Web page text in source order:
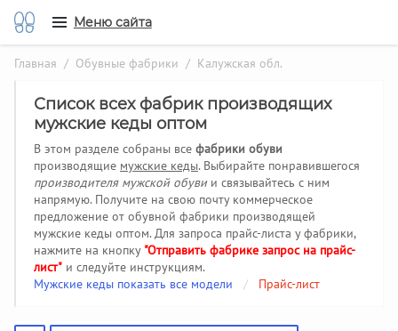
Меню сайта
Главная / Обувные фабрики / Калужская обл.
Список всех фабрик производящих
мужские кеды оптом
В этом разделе собраны все фабрики обуви
производящие мужские кеды. Выбирайте понравившегося
производителя мужской обувии связывайтесь с ним
напрямую. Получите на свою почту коммерческое
предложение от обувной фабрики производящей
мужские кеды оптом. Для запроса прайс-листа у фабрики,
нажмите на кнопку "Отправить фабрике запрос на прайс-
лист" и следуйте инструкциям.
Мужские кеды показать все модели
/ Прайс-лист